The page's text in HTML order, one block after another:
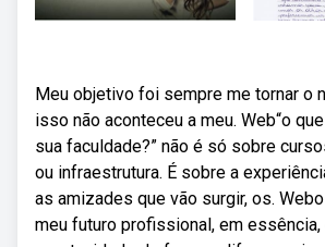
Meu objetivo foi sempre me tornar o
isso não aconteceu a meu. Web“o
sua faculdade?” não é só sobre
ou infraestrutura. É sobre a
as amizades que vão surgir, os.
meu futuro profissional, em essência,